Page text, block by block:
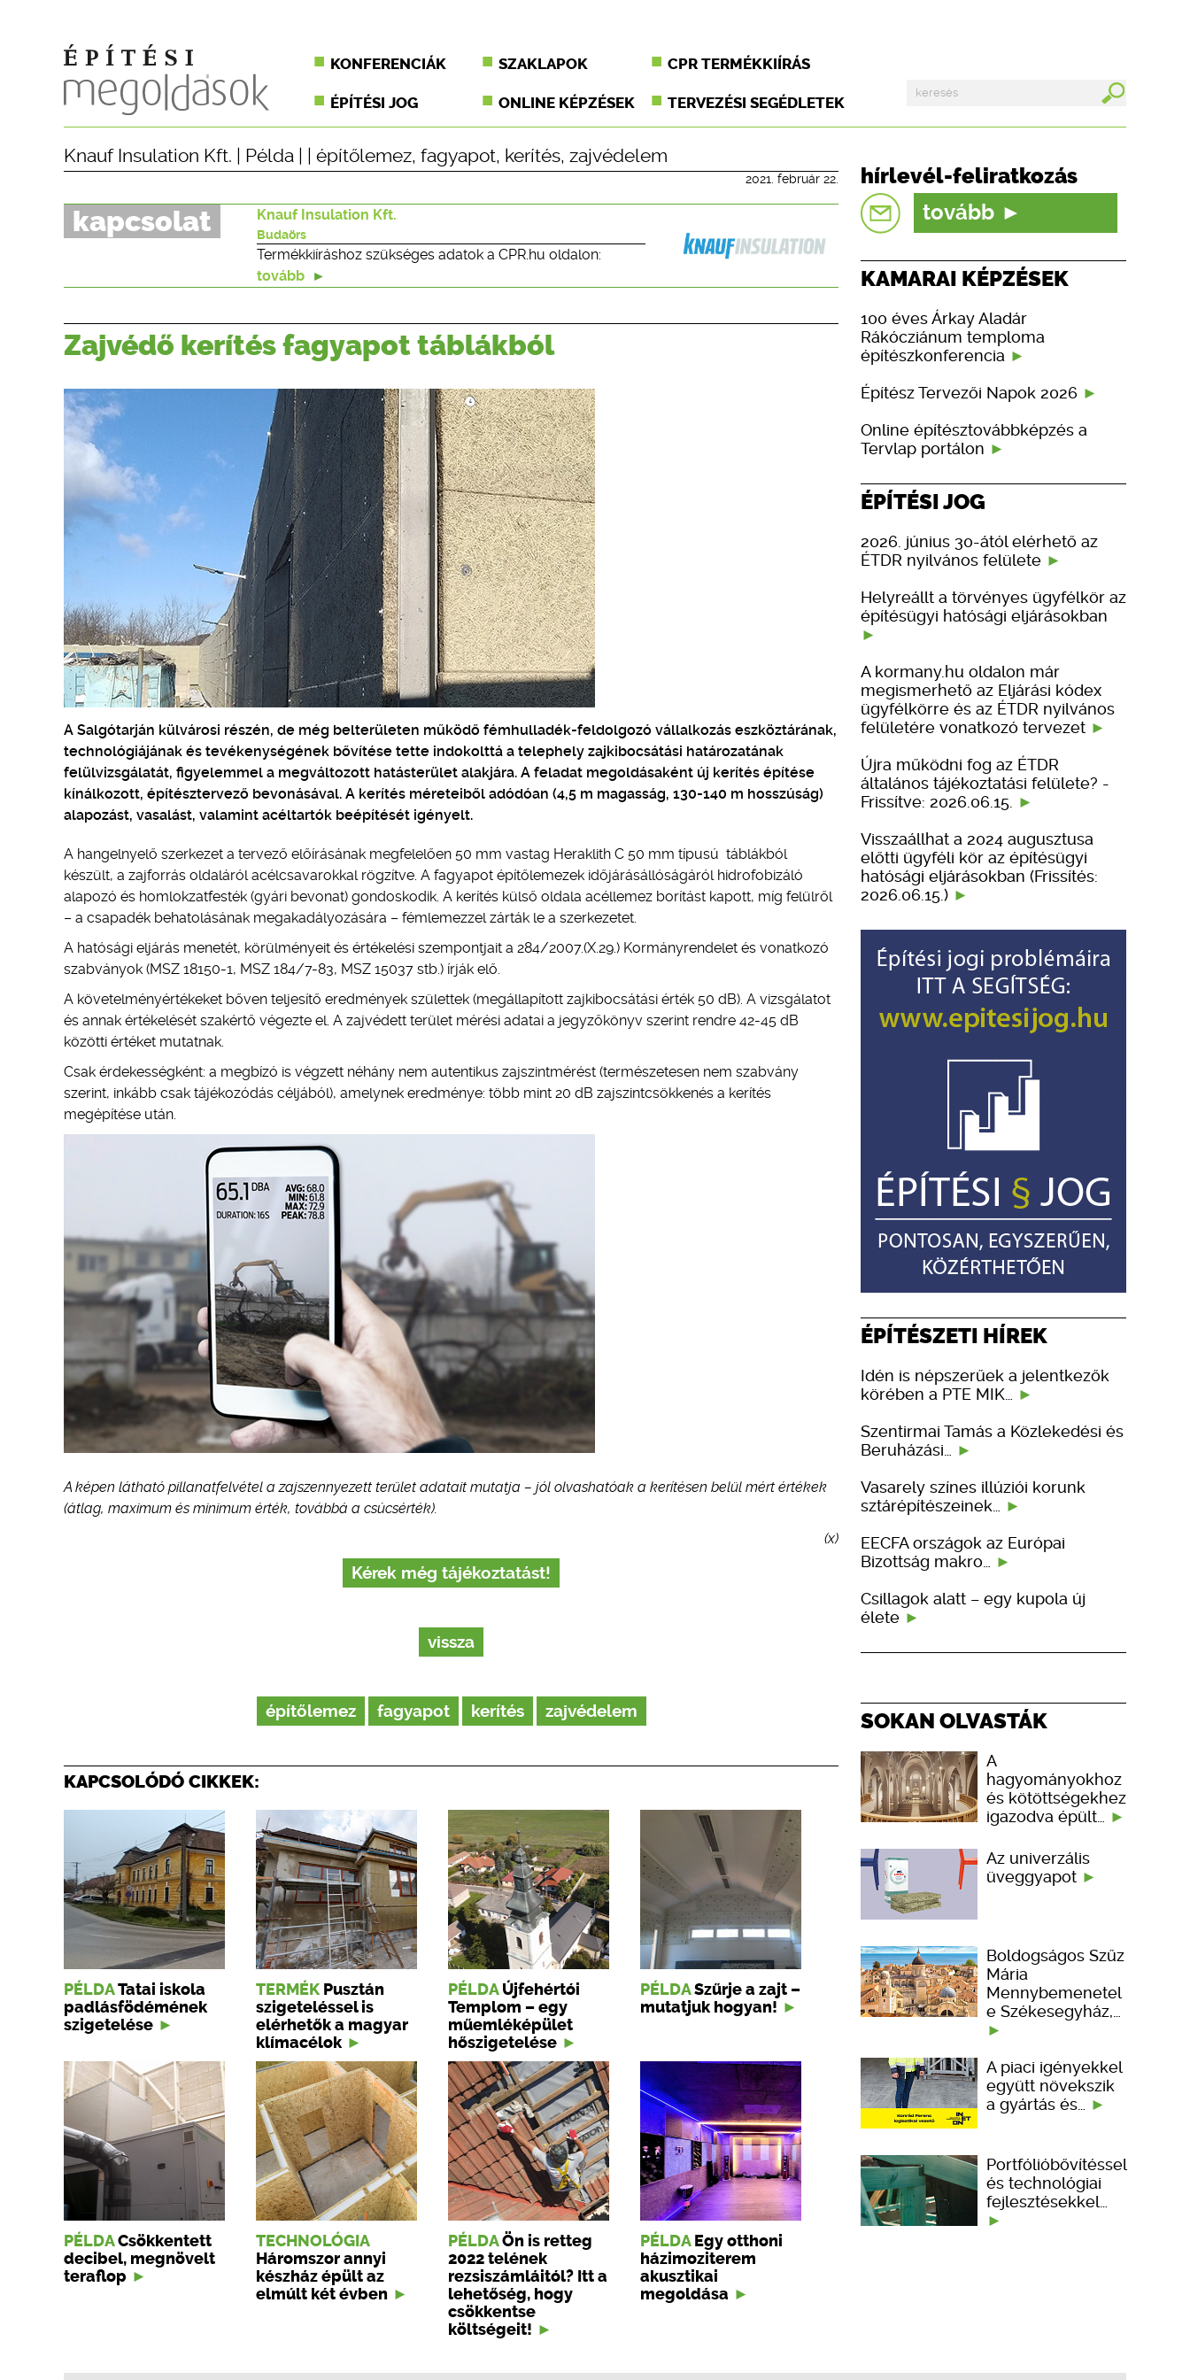
KONFERENCIÁK SZAKLAPOK CPR TERMÉKKIÍRÁS
ÉPÍTÉSI JOG ONLINE KÉPZÉSEK TERVEZÉSI SEGÉDLETEK
Knauf Insulation Kft. Példa építőlemez, fagyapot, kerítés, zajvédelem
2021. február 22.
kapcsolat Knauf Insulation Kft.
Budaörs
Termékkiíráshoz szükséges adatok a CPR.hu oldalon:
tovább
Zajvédő kerítés fagyapot táblákból
A Salgótarján külvárosi részén, de még belterületen működő fémhulladék-feldolgozó vállalkozás eszköztárának,
technológiájának és tevékenységének bővítése tette indokolttá a telephely zajkibocsátási határozatának
felülvizsgálatát, figyelemmel a megváltozott hatásterület alakjára. A feladat megoldásaként új kerítés építése
kínálkozott, építésztervező bevonásával. A kerítés méreteiből adódóan (4,5 m magasság, 130-140 m hosszúság)
alapozást, vasalást, valamint acéltartók beépítését igényelt.
A hangelnyelő szerkezet a tervező előírásának megfelelően 50 mm vastag Heraklith C 50 mm típusú táblákból
készült, a zajforrás oldaláról acélcsavarokkal rögzítve. A fagyapot építőlemezek időjárásállóságáról hidrofobizáló
alapozó és homlokzatfesték (gyári bevonat) gondoskodik. A kerítés külső oldala acéllemez borítást kapott, míg felülről
– a csapadék behatolásának megakadályozására – fémlemezzel zárták le a szerkezetet.
A hatósági eljárás menetét, körülményeit és értékelési szempontjait a 284/2007.(X.29.) Kormányrendelet és vonatkozó
szabványok (MSZ 18150-1, MSZ 184/7-83, MSZ 15037 stb.) írják elő.
A követelményértékeket bőven teljesítő eredmények születtek (megállapított zajkibocsátási érték 50 dB). A vizsgálatot
és annak értékelését szakértő végezte el. A zajvédett terület mérési adatai a jegyzőkönyv szerint rendre 42-45 dB
közötti értéket mutatnak.
Csak érdekességként: a megbízó is végzett néhány nem autentikus zajszintmérést (természetesen nem szabvány
szerint, inkább csak tájékozódás céljából), amelynek eredménye: több mint 20 dB zajszintcsökkenés a kerítés
megépítése után.
A képen látható pillanatfelvétel a zajszennyezett terület adatait mutatja – jól olvashatóak a kerítésen belül mért értékek
(átlag, maximum és minimum érték, továbbá a csúcsérték).
(x)
Kérek még tájékoztatást!
vissza
építőlemez fagyapot kerítés zajvédelem
KAPCSOLÓDÓ CIKKEK:
PÉLDA Tatai iskola
padlásfödémének
szigetelése
TERMÉK Pusztán
szigeteléssel is
elérhetők a magyar
klímacélok
PÉLDA Újfehértói
Templom – egy
műemléképület
hőszigetelése
PÉLDA Szűrje a zajt –
mutatjuk hogyan!
PÉLDA Csökkentett
decibel, megnövelt
teraflop
TECHNOLÓGIA
Háromszor annyi
készház épült az
elmúlt két évben
PÉLDA Ön is retteg
2022 telének
rezsiszámláitól? Itt a
lehetőség, hogy
csökkentse
költségeit!
PÉLDA Egy otthoni
házimoziterem
akusztikai
megoldása
hírlevél-feliratkozás
tovább
KAMARAI KÉPZÉSEK
100 éves Árkay Aladár
Rákócziánum temploma
építészkonferencia
Építész Tervezői Napok 2026
Online építésztovábbképzés a
Tervlap portálon
ÉPÍTÉSI JOG
2026. június 30-ától elérhető az
ÉTDR nyilvános felülete
Helyreállt a törvényes ügyfélkör az
építésügyi hatósági eljárásokban
A kormany.hu oldalon már
megismerhető az Eljárási kódex
ügyfélkörre és az ÉTDR nyilvános
felületére vonatkozó tervezet
Újra működni fog az ÉTDR
általános tájékoztatási felülete? -
Frissítve: 2026.06.15.
Visszaállhat a 2024 augusztusa
előtti ügyféli kör az építésügyi
hatósági eljárásokban (Frissítés:
2026.06.15.)
ÉPÍTÉSZETI HÍREK
Idén is népszerűek a jelentkezők
körében a PTE MIK…
Szentirmai Tamás a Közlekedési és
Beruházási…
Vasarely színes illúziói korunk
sztárépítészeinek…
EECFA országok az Európai
Bizottság makro…
Csillagok alatt – egy kupola új
élete
SOKAN OLVASTÁK
A
hagyományokhoz
és kötöttségekhez
igazodva épült…
Az univerzális
üveggyapot
Boldogságos Szűz
Mária
Mennybemenetel
e Székesegyház,…
A piaci igényekkel
együtt növekszik
a gyártás és…
Portfólióbővítéssel
és technológiai
fejlesztésekkel…